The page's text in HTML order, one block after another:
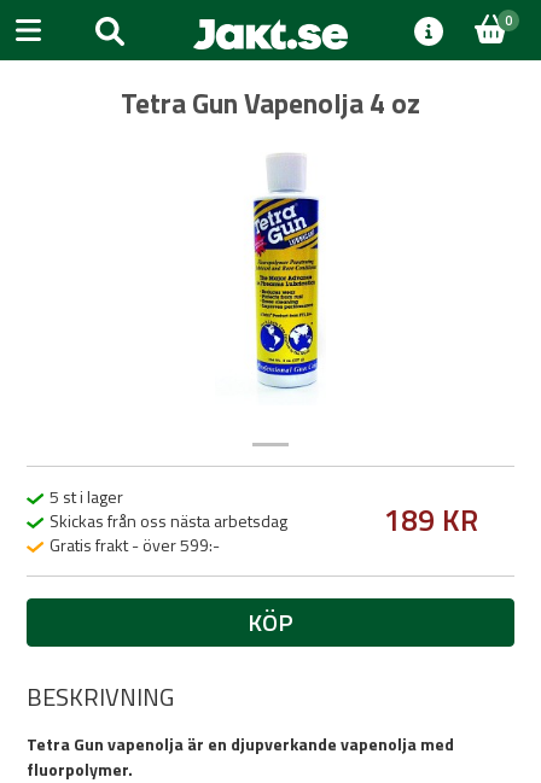
0
Tetra Gun Vapenolja 4 oz
5 st i lager
Skickas från oss nästa arbetsdag
Gratis frakt - över 599:-
189 KR
KÖP
BESKRIVNING
Tetra Gun vapenolja är en djupverkande vapenolja med
fluorpolymer.